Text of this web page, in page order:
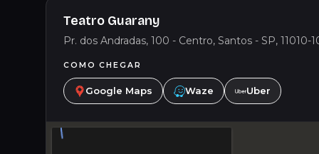
Teatro Guarany
Pr. dos Andradas, 100 - Centro, Santos - SP, 11010-
COMO CHEGAR
Google Maps Waze Uber